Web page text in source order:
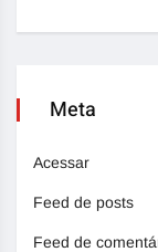
Meta
Acessar
Feed de posts
Feed de